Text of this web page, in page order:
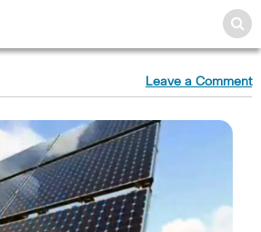
Leave a Comment